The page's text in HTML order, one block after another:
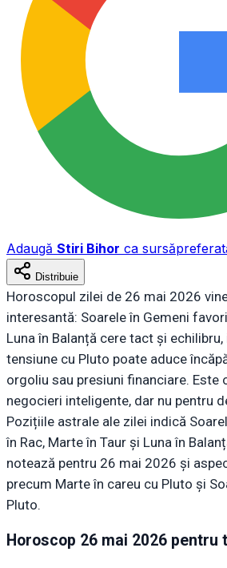
Adaugă Stiri Bihor ca sursă
Distribuie
Horoscopul zilei de 26 mai 2026
interesantă: Soarele în Gemeni
Luna în Balanță cere tact și
tensiune cu Pluto poate aduce
orgoliu sau presiuni financiare. Este
negocieri inteligente, dar nu pentru
Pozițiile astrale ale zilei indică
în Rac, Marte în Taur și Luna în
notează pentru 26 mai 2026 și
precum Marte în careu cu Pluto și
Pluto.
Horoscop 26 mai 2026 pentru